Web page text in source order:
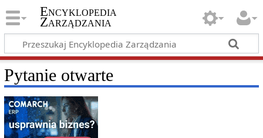
Encyklopedia
Zarządzania
Pytanie otwarte